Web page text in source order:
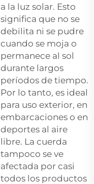
a la luz solar. Esto
significa que no se
debilita ni se pudre
cuando se moja o
permanece al sol
durante largos
períodos de tiempo.
Por lo tanto, es ideal
para uso exterior, en
embarcaciones o en
deportes al aire
libre. La cuerda
tampoco se ve
afectada por casi
todos los productos